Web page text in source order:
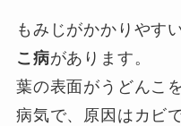
もみじがかかりやす
こ病があります。
葉の表面がうどんこ
病気で、原因はカビで